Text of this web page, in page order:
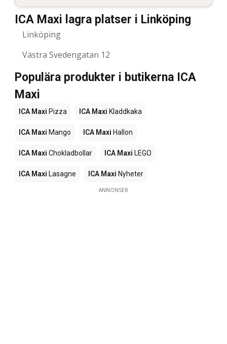
ICA Maxi lagra platser i Linköping
Linköping
Västra Svedengatan 12
Populära produkter i butikerna ICA
Maxi
ICA Maxi Pizza ICA Maxi Kladdkaka
ICA Maxi Mango ICA Maxi Hallon
ICA Maxi Chokladbollar ICA Maxi LEGO
ICA Maxi Lasagne ICA Maxi Nyheter
ANNONSER